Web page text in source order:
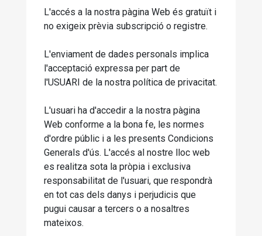
L'accés a la nostra pàgina Web és gratuït i
no exigeix prèvia subscripció o registre.
L'enviament de dades personals implica
l'acceptació expressa per part de
l'USUARI de la nostra política de privacitat.
L'usuari ha d'accedir a la nostra pàgina
Web conforme a la bona fe, les normes
d'ordre públic i a les presents Condicions
Generals d'ús. L'accés al nostre lloc web
es realitza sota la pròpia i exclusiva
responsabilitat de l'usuari, que respondrà
en tot cas dels danys i perjudicis que
pugui causar a tercers o a nosaltres
mateixos.